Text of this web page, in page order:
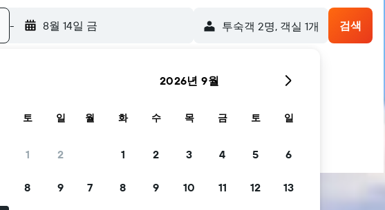
- 8월 14일 금 ​투숙객 2​명, ​객실 1개 검색
토 일
1 2
8 9
2026년 9월
월 화 수 목 금 토 일
1 2 3 4 5 6
7 8 9 10 11 12 13